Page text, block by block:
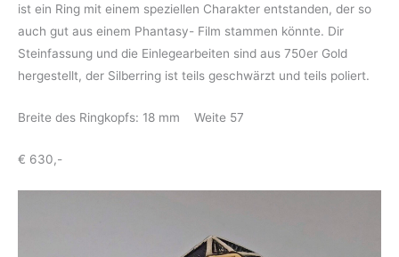
ist ein Ring mit einem speziellen Charakter entstanden, der so
auch gut aus einem Phantasy- Film stammen könnte. Dir
Steinfassung und die Einlegearbeiten sind aus 750er Gold
hergestellt, der Silberring ist teils geschwärzt und teils poliert.
Breite des Ringkopfs: 18 mm Weite 57
€ 630,-